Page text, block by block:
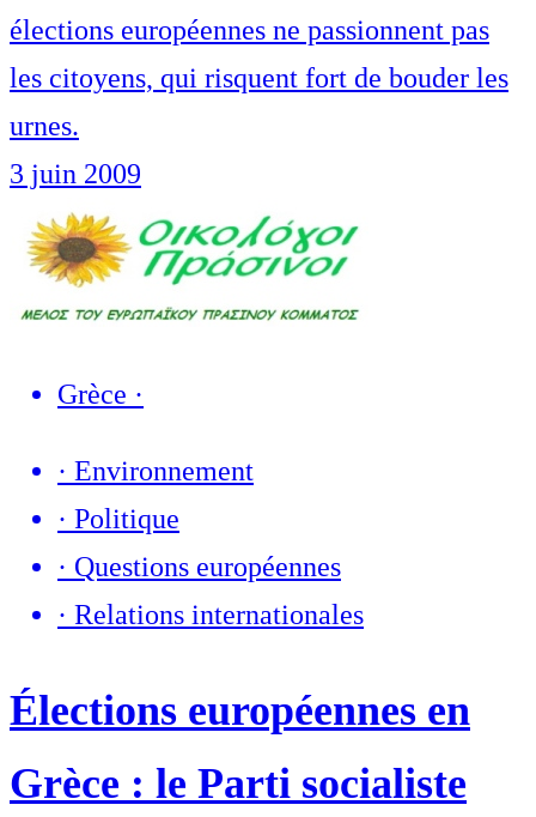
élections européennes ne passionnent pas
les citoyens, qui risquent fort de bouder les
urnes.
3 juin 2009
Grèce ·
· Environnement
· Politique
· Questions européennes
· Relations internationales
Élections européennes en
Grèce : le Parti socialiste